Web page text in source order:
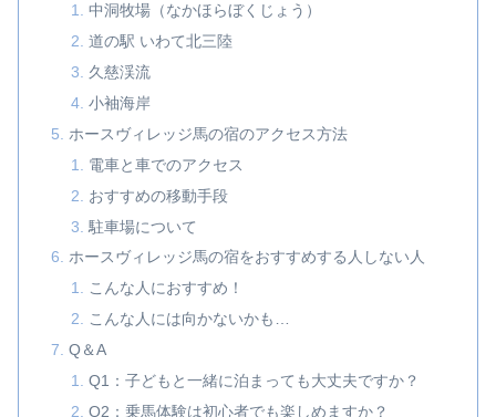
中洞牧場（なかほらぼくじょう）
道の駅 いわて北三陸
久慈渓流
小袖海岸
ホースヴィレッジ馬の宿のアクセス方法
電車と車でのアクセス
おすすめの移動手段
駐車場について
ホースヴィレッジ馬の宿をおすすめする人しない人
こんな人におすすめ！
こんな人には向かないかも…
Q＆A
Q1：子どもと一緒に泊まっても大丈夫ですか？
Q2：乗馬体験は初心者でも楽しめますか？